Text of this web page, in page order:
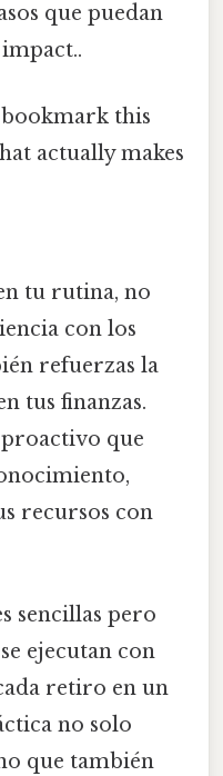
que puedan
this
actually makes
tu rutina, no
con los
refuerzas la
tus finanzas.
que
recursos con
sencillas pero
ejecutan con
retiro en un
no solo
que también